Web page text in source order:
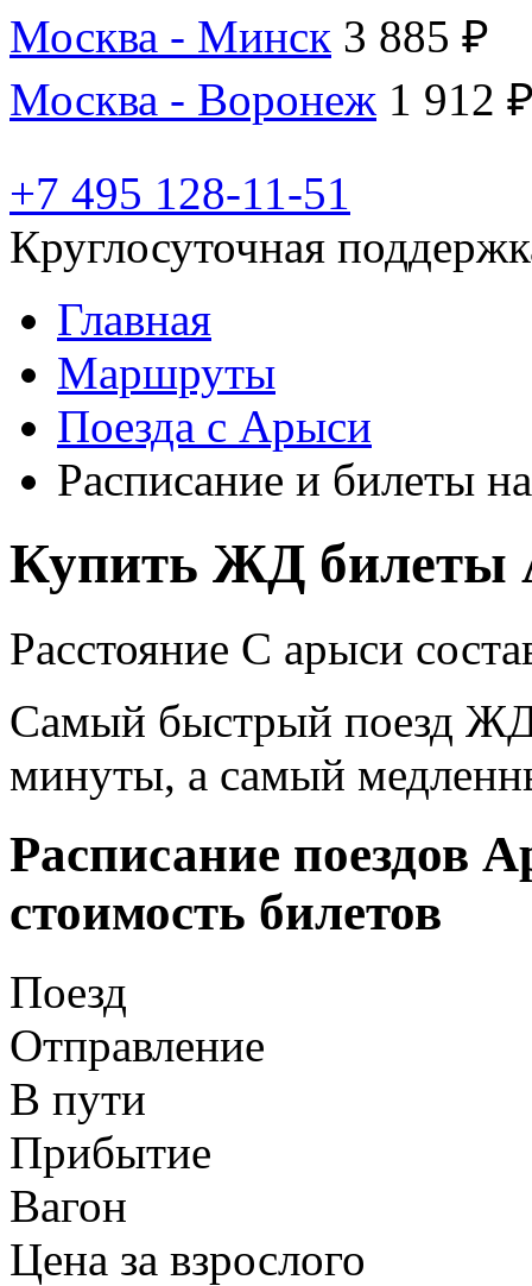
Москва - Минск 3 885 ₽
Москва - Воронеж 1 912
+7 495 128-11-51
Круглосуточная
Главная
Маршруты
Поезда с Арыси
Расписание и билеты
Купить ЖД билеты
Расстояние С арыси
Самый быстрый поезд ЖД
минуты, а самый
Расписание поездов
стоимость билетов
Поезд
Отправление
В пути
Прибытие
Вагон
Цена за взрослого